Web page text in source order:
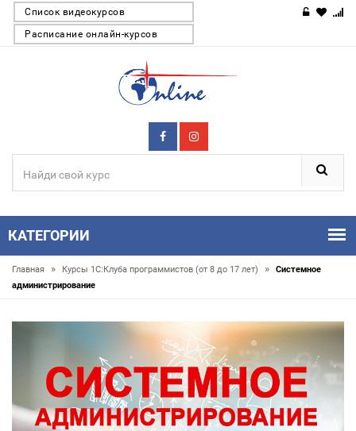
Список видеокурсов
Расписание онлайн-курсов
КАТЕГОРИИ
Главная » Курсы 1С:Клуба программистов (от 8 до 17 лет) »
Системное
администрирование